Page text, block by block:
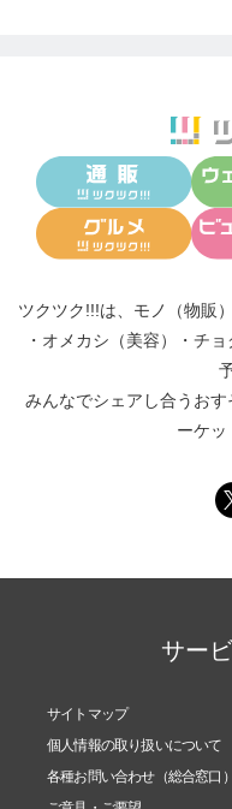
ツクツク!!!は、 モノ（物販）
・ オメカシ（美容） ・ チョ
みんなでシェアし合う おす
ーケッ
サー
サイトマップ
個人情報の取り扱いについて
各種お問い合わせ（総合窓口）